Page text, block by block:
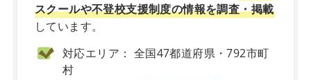
スクールや不登校支援制度の情報を調査・掲載
しています。
対応エリア： 全国47都道府県・792市町
村